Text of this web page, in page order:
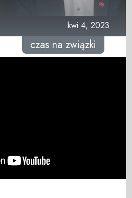
kwi 4, 2023
czas na związki